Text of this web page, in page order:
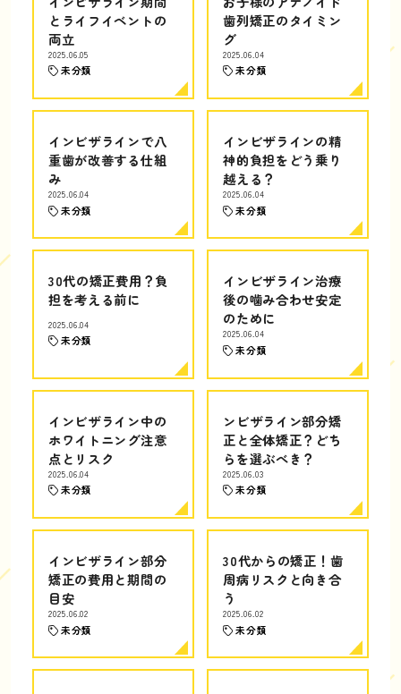
とライフイベントの
両立
2025.06.05
未分類
歯列矯正のタイミン
グ
2025.06.04
未分類
インビザラインで八
重歯が改善する仕組
み
2025.06.04
未分類
インビザラインの精
神的負担をどう乗り
越える？
2025.06.04
未分類
30代の矯正費用？負
担を考える前に
2025.06.04
未分類
インビザライン治療
後の噛み合わせ安定
のために
2025.06.04
未分類
インビザライン中の
ホワイトニング注意
点とリスク
2025.06.04
未分類
ンビザライン部分矯
正と全体矯正？どち
らを選ぶべき？
2025.06.03
未分類
インビザライン部分
矯正の費用と期間の
目安
2025.06.02
未分類
30代からの矯正！歯
周病リスクと向き合
う
2025.06.02
未分類